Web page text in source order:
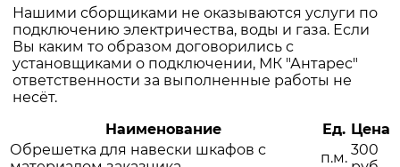
Нашими сборщиками не оказываются услуги по
подключению электричества, воды и газа. Если
Вы каким то образом договорились с
установщиками о подключении, МК "Антарес"
ответственности за выполненные работы не
несёт.
Наименование
Ед. Цена
Обрешетка для навески шкафов с
п.м. 300